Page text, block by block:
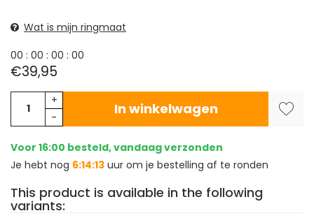
Wat is mijn ringmaat
00 : 00 : 00 : 00
€39,95
+
-
In winkelwagen
Voor 16:00 besteld, vandaag verzonden
Je hebt nog 6:14:13 uur om je bestelling af te ronden
This product is available in the following
variants: